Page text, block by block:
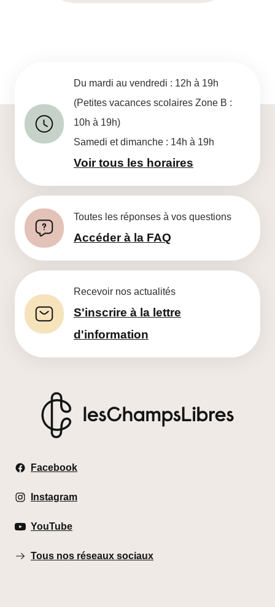
Du mardi au vendredi : 12h à 19h
(Petites vacances scolaires Zone B :
10h à 19h)
Samedi et dimanche : 14h à 19h
Voir tous les horaires
Toutes les réponses à vos questions
Accéder à la FAQ
Recevoir nos actualités
S'inscrire à la lettre
d'information
Facebook
Instagram
YouTube
Tous nos réseaux sociaux